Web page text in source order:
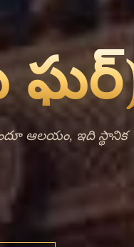
పాపుమ్ పారే జిల్లాలో
మరియు సాంప్రదాయ
నామ్ ఘర్ పేరు భక్తి